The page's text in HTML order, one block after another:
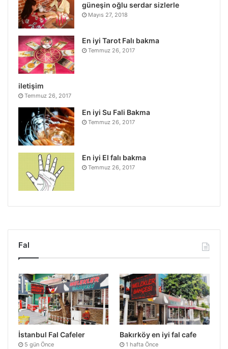
güneşin oğlu serdar sizlerle
Mayıs 27, 2018
En iyi Tarot Falı bakma
Temmuz 26, 2017
iletişim
Temmuz 26, 2017
En iyi Su Fali Bakma
Temmuz 26, 2017
En iyi El falı bakma
Temmuz 26, 2017
Fal
İstanbul Fal Cafeler
5 gün Önce
Bakırköy en iyi fal cafe
1 hafta Önce